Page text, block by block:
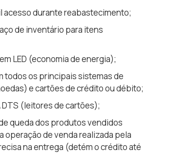
acesso durante reabastecimento;
de inventário para itens
LED (economia de energia);
todos os principais sistemas de
e cartões de crédito ou débito;
DTS (leitores de cartões);
queda dos produtos vendidos
operação de venda realizada pela
na entrega (detém o crédito até